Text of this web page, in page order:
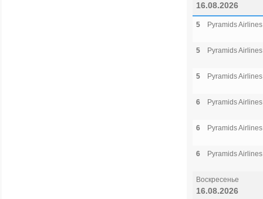
16.08.2026
5 Pyramids Airlines
5 Pyramids Airlines
5 Pyramids Airlines
6 Pyramids Airlines
6 Pyramids Airlines
6 Pyramids Airlines
Воскресенье
16.08.2026